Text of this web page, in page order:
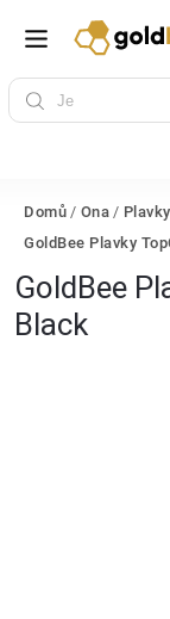
Domů / Ona / Plavky
GoldBee Plavky
GoldBee
Black